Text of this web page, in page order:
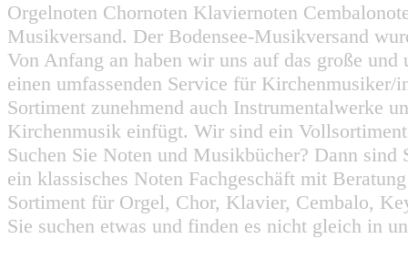
Orgelnoten Chornoten Klaviernoten
Musikversand. Der Bodensee-Musikversand
Von Anfang an haben wir uns auf das große
einen umfassenden Service für
Sortiment zunehmend auch Instrumentalwerke
Kirchenmusik einfügt. Wir sind ein
Suchen Sie Noten und Musikbücher? Dann
ein klassisches Noten Fachgeschäft mit
Sortiment für Orgel, Chor, Klavier, Cembalo,
Sie suchen etwas und finden es nicht gleich in